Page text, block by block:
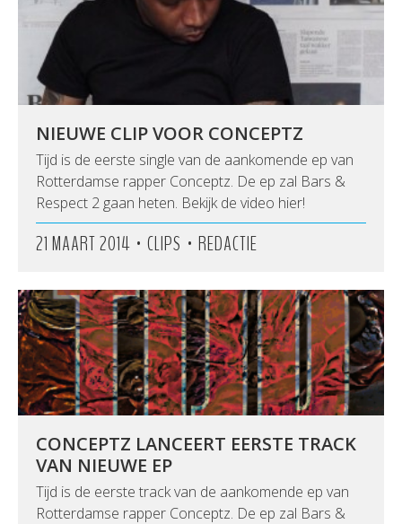
NIEUWE CLIP VOOR CONCEPTZ
Tijd is de eerste single van de aankomende ep van
Rotterdamse rapper Conceptz. De ep zal Bars &
Respect 2 gaan heten. Bekijk de video hier!
21 MAART 2014 • CLIPS • REDACTIE
CONCEPTZ LANCEERT EERSTE TRACK
VAN NIEUWE EP
Tijd is de eerste track van de aankomende ep van
Rotterdamse rapper Conceptz. De ep zal Bars &